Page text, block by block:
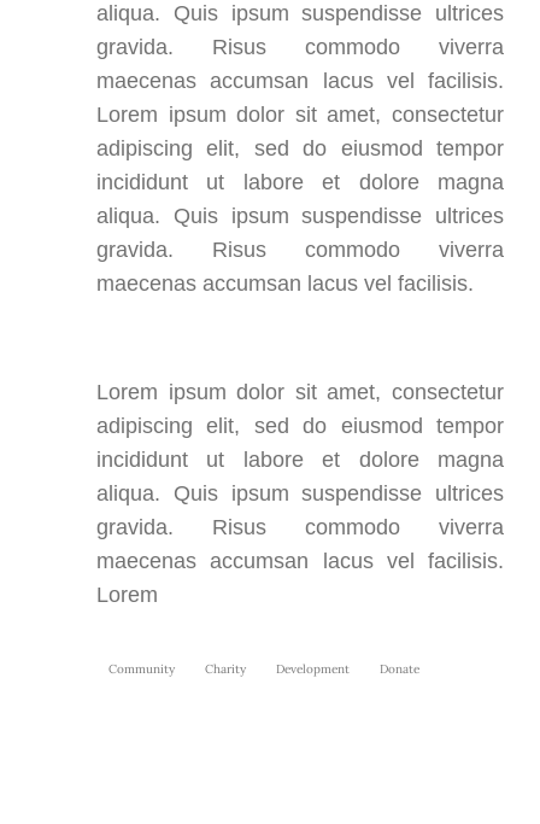
aliqua. Quis ipsum suspendisse ultrices
gravida. Risus commodo viverra
maecenas accumsan lacus vel facilisis.
Lorem ipsum dolor sit amet, consectetur
adipiscing elit, sed do eiusmod tempor
incididunt ut labore et dolore magna
aliqua. Quis ipsum suspendisse ultrices
gravida. Risus commodo viverra
maecenas accumsan lacus vel facilisis.
Lorem ipsum dolor sit amet, consectetur
adipiscing elit, sed do eiusmod tempor
incididunt ut labore et dolore magna
aliqua. Quis ipsum suspendisse ultrices
gravida. Risus commodo viverra
maecenas accumsan lacus vel facilisis.
Lorem
Community Charity Development Donate